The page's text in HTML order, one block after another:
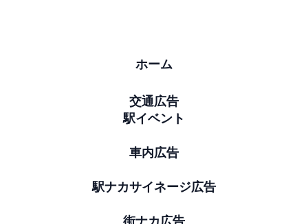
ホーム
交通広告
駅イベント
車内広告
駅ナカサイネージ広告